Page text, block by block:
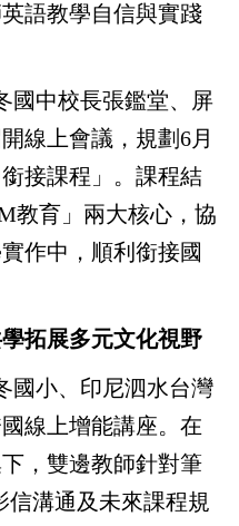
語教學自信與實踐
國中校長張鑑堂、屏
線上會議，規劃6月
接課程」。課程結
教育」兩大核心，協
作中，順利銜接國
拓展多元文化視野
國小、印尼泗水台灣
線上增能講座。在
，雙邊教師針對筆
信溝通及未來課程規